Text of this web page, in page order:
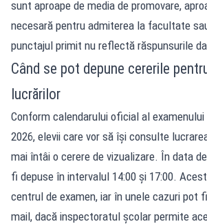
sunt aproape de media de promovare,
necesară pentru admiterea la facultate
punctajul primit nu reflectă răspunsurile
Când se pot depune cererile
lucrărilor
Conform calendarului oficial al
2026, elevii care vor să își consulte
mai întâi o cerere de vizualizare. În data
fi depuse în intervalul 14:00 și 17:00.
centrul de examen, iar în unele cazuri pot
mail, dacă inspectoratul școlar permite